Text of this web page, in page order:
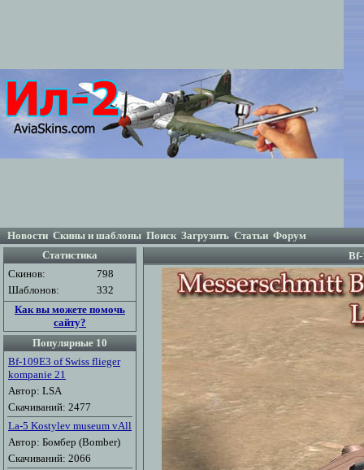
Новости Скины и шаблоны Поиск Загрузить Статьи Форум
Статистика
Скинов:
798
Шаблонов:
332
Как вы можете помочь
сайту?
Популярные 10
Bf-109E3 of Swiss flieger
kompanie 21
Автор: LSA
Скачиваний: 2477
La-5 Kostylev museum vAll
Автор: Бомбер (Bomber)
Скачиваний: 2066
Bf-